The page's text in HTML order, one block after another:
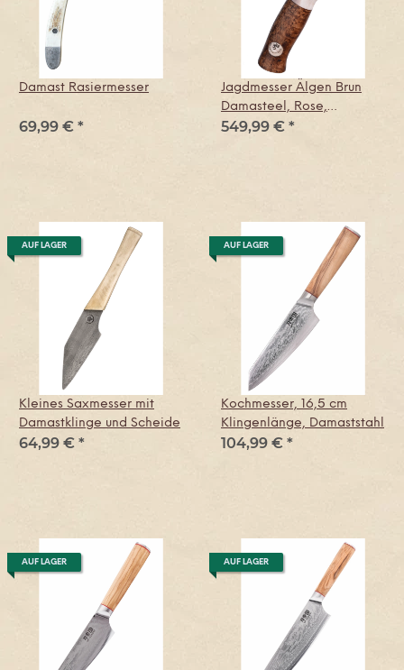
Damast Rasiermesser
69,99 € *
Jagdmesser Älgen Brun
Damasteel, Rose,
Karesuando
549,99 € *
AUF LAGER
Kleines Saxmesser mit
Damastklinge und Scheide
64,99 € *
AUF LAGER
Kochmesser, 16,5 cm
Klingenlänge, Damaststahl
104,99 € *
AUF LAGER AUF LAGER